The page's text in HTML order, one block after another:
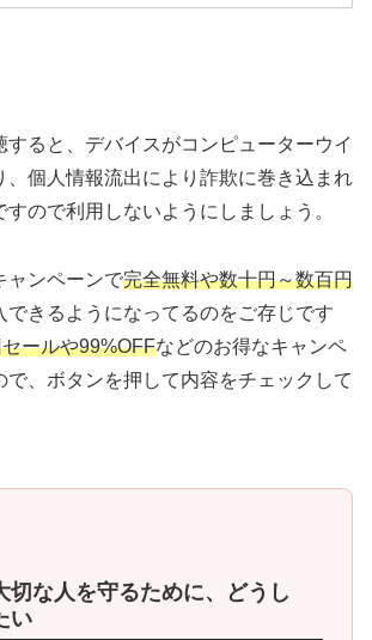
すると、デバイスがコンピューターウイ
、個人情報流出により詐欺に巻き込まれ
すので利用しないようにしましょう。
ャンペーンで完全無料や数十円～数百円
できるようになってるのをご存じです
ールや99%OFFなどのお得なキャンペ
で、ボタンを押して内容をチェックして
切な人を守るために、どうし
い